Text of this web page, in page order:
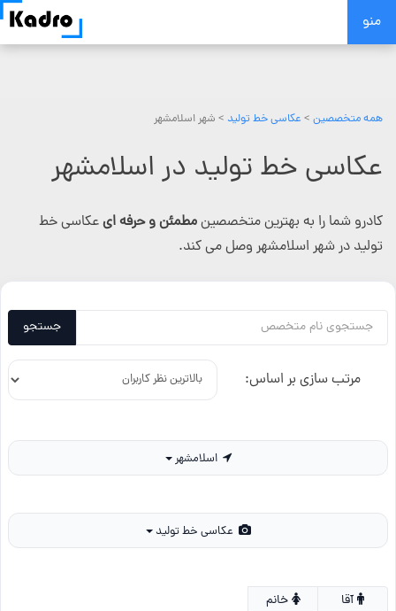
Skip
منو
همه متخصصین > عکاسی خط تولید > شهر اسلامشهر
عکاسی خط تولید در اسلامشهر
کادرو شما را به بهترین متخصصینمطمئن و حرفه ایعکاسی خط
تولید در شهر اسلامشهر وصل می کند.
جستجو
مرتب سازی بر اساس:
اسلامشهر
خانم